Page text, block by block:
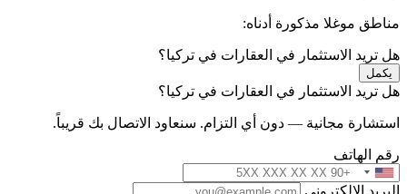
مناطق موغلا مذكورة أدناه:
هل تريد الاستثمار في العقارات في تركيا؟
يكمل
هل تريد الاستثمار في العقارات في تركيا؟
استشارة مجانية — دون أي التزام. سنعاود الاتصال بك قريباً.
رقم الهاتف
البريد الإلكتروني